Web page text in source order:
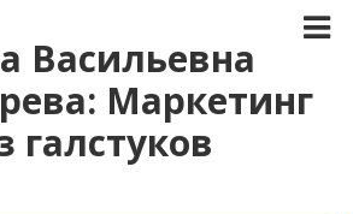
Васильевна
Маркетинг
галстуков